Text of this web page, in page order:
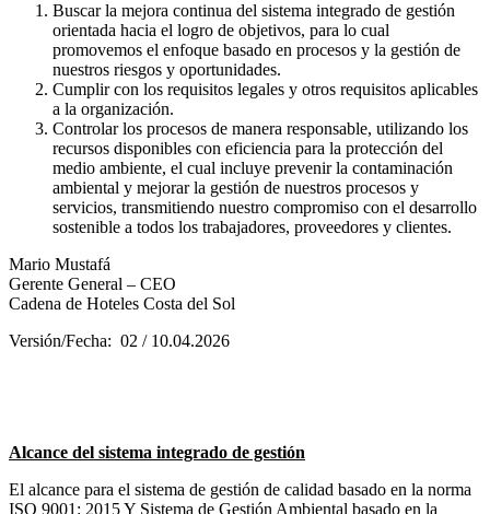
Buscar la mejora continua del sistema integrado de gestión
orientada hacia el logro de objetivos, para lo cual
promovemos el enfoque basado en procesos y la gestión de
nuestros riesgos y oportunidades.
Cumplir con los requisitos legales y otros requisitos aplicables
a la organización.
Controlar los procesos de manera responsable, utilizando los
recursos disponibles con eficiencia para la protección del
medio ambiente, el cual incluye prevenir la contaminación
ambiental y mejorar la gestión de nuestros procesos y
servicios, transmitiendo nuestro compromiso con el desarrollo
sostenible a todos los trabajadores, proveedores y clientes.
Mario Mustafá
Gerente General – CEO
Cadena de Hoteles Costa del Sol
Versión/Fecha: 02 / 10.04.2026
Alcance del sistema integrado de gestión
El alcance para el sistema de gestión de calidad basado en la norma
ISO 9001: 2015 Y Sistema de Gestión Ambiental basado en la